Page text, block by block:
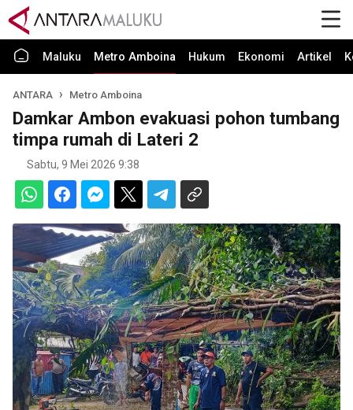
Maluku Metro Amboina Hukum Ekonomi Artikel
ANTARA Metro Amboina
Damkar Ambon evakuasi pohon tumbang
timpa rumah di Lateri 2
Sabtu, 9 Mei 2026 9:38